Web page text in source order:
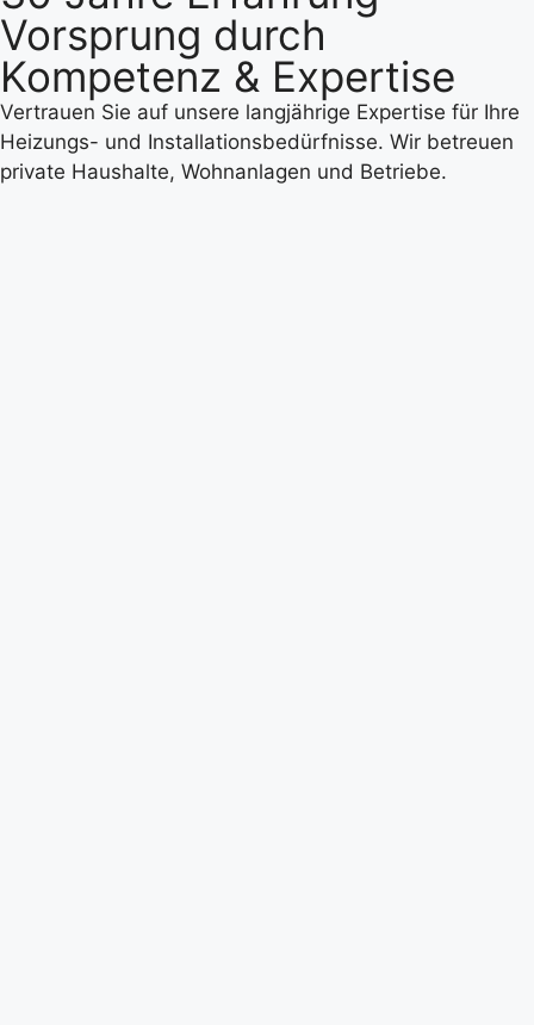
Vorsprung durch
Kompetenz & Expertise
Vertrauen Sie auf unsere langjährige Expertise für Ihre
Heizungs- und Installationsbedürfnisse. Wir betreuen
private Haushalte, Wohnanlagen und Betriebe.